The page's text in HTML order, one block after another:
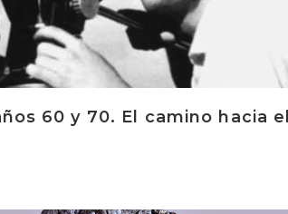
60 y 70. El camino hacia